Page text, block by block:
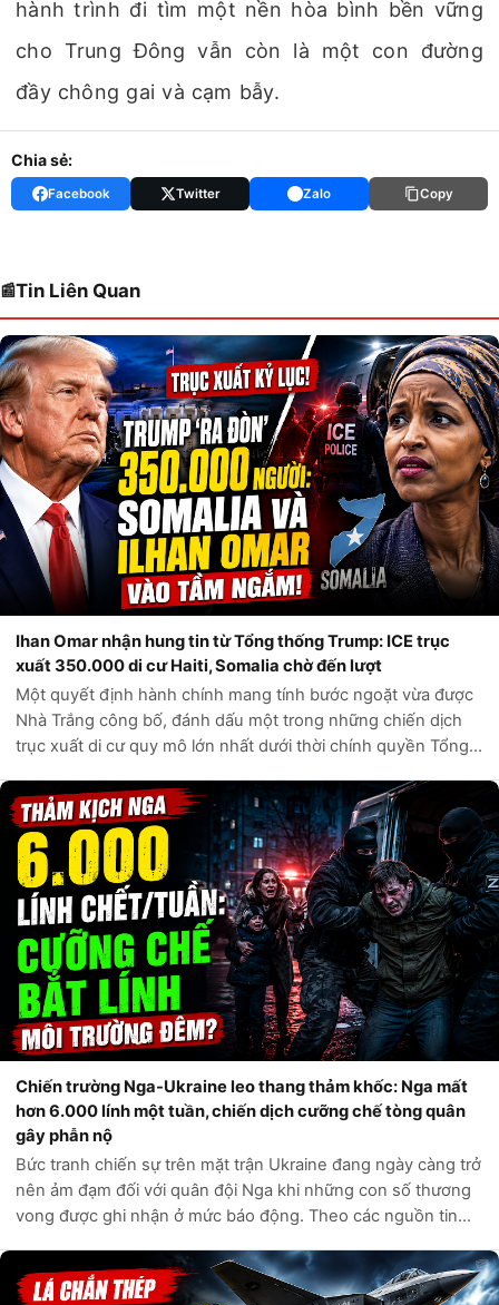
hành trình đi tìm một nền hòa bình bền vững
cho Trung Đông vẫn còn là một con đường
đầy chông gai và cạm bẫy.
Chia sẻ:
Facebook Twitter Zalo Copy
Tin Liên Quan
Ihan Omar nhận hung tin từ Tổng thống Trump: ICE trục
xuất 350.000 di cư Haiti, Somalia chờ đến lượt
Một quyết định hành chính mang tính bước ngoặt vừa được
Nhà Trắng công bố, đánh dấu một trong những chiến dịch
trục xuất di cư quy mô lớn nhất dưới thời chính quyền Tổng
An ninh Nội địa Hoa Kỳ,...
Chiến trường Nga-Ukraine leo thang thảm khốc: Nga mất
hơn 6.000 lính một tuần, chiến dịch cưỡng chế tòng quân
gây phẫn nộ
Bức tranh chiến sự trên mặt trận Ukraine đang ngày càng trở
nên ảm đạm đối với quân đội Nga khi những con số thương
vong được ghi nhận ở mức báo động. Theo các nguồn tin
vòng một tuần qua, q...